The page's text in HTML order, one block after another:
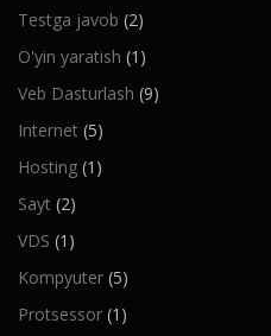
Testga javob (2)
O'yin yaratish (1)
Veb Dasturlash (9)
Internet (5)
Hosting (1)
Sayt (2)
VDS (1)
Kompyuter (5)
Protsessor (1)